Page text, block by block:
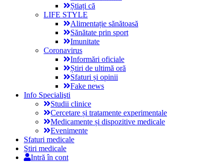
Știați că
LIFE STYLE
Alimentație sănătoasă
Sănătate prin sport
Imunitate
Coronavirus
Informări oficiale
Știri de ultimă oră
Sfaturi și opinii
Fake news
Info Specialişti
Studii clinice
Cercetare și tratamente experimentale
Medicamente și dispozitive medicale
Evenimente
Sfaturi medicale
Ştiri medicale
Intră în cont